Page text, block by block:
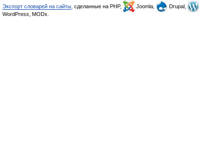
Экспорт словарей на сайты , сделанные на PHP, Joomla,
Drupal,
WordPress, MODx.